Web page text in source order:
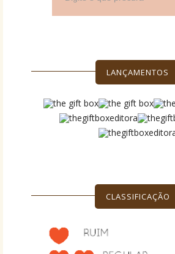
LANÇAMENTOS
CLASSIFICAÇÃO